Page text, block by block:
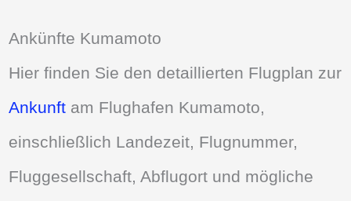
Ankünfte Kumamoto
Hier finden Sie den detaillierten Flugplan zur
Ankunft am Flughafen Kumamoto,
einschließlich Landezeit, Flugnummer,
Fluggesellschaft, Abflugort und mögliche